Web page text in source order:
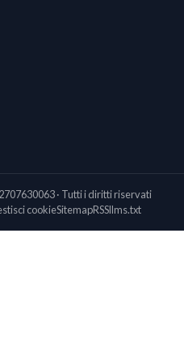
· Tutti i diritti riservati
cookieSitemapRSSllms.txt